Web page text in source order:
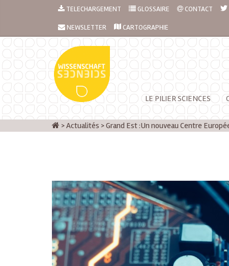
TELECHARGEMENT GLOSSAIRE CONTACT
NEWSLETTER CARTOGRAPHIE
LE PILIER SCIENCES
>Actualités >Grand Est :Un nouveau Centre